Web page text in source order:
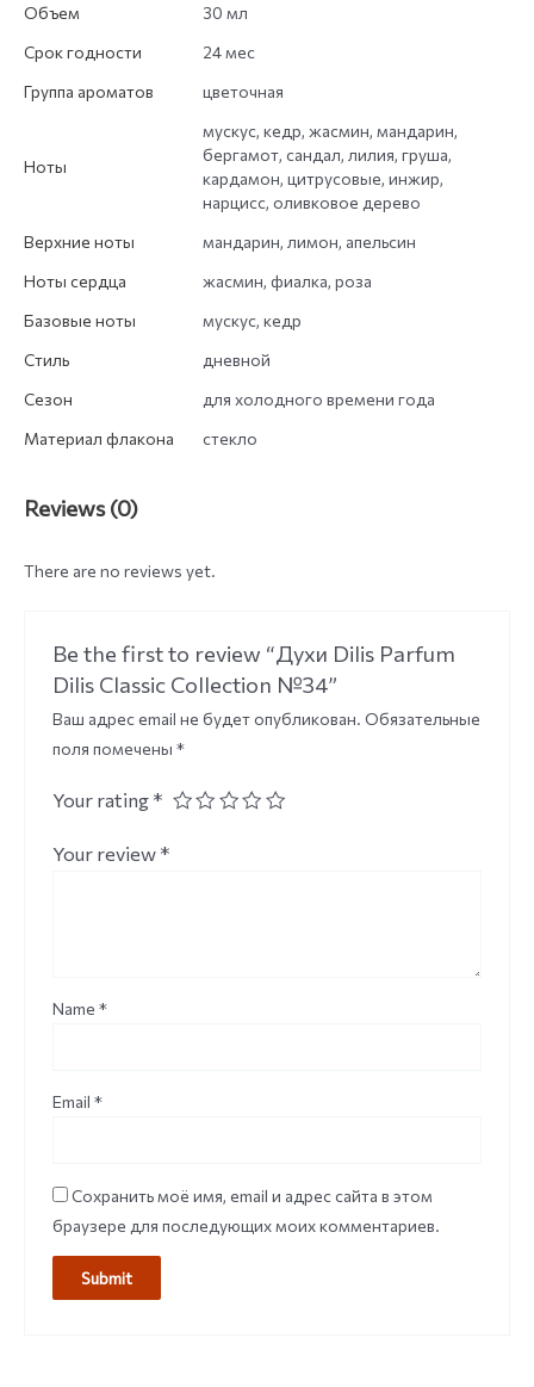
Объем
30 мл
Срок годности
24 мес
Группа ароматов
цветочная
Ноты
мускус, кедр, жасмин, мандарин,
бергамот, сандал, лилия, груша,
кардамон, цитрусовые, инжир,
нарцисс, оливковое дерево
Верхние ноты
мандарин, лимон, апельсин
Ноты сердца
жасмин, фиалка, роза
Базовые ноты
мускус, кедр
Стиль
дневной
Сезон
для холодного времени года
Материал флакона
стекло
Reviews (0)
There are no reviews yet.
Be the first to review “Духи Dilis Parfum
Dilis Classic Collection №34”
Ваш адрес email не будет опубликован. Обязательные
поля помечены *
Your rating *
Your review *
Name *
Email *
Сохранить моё имя, email и адрес сайта в этом
браузере для последующих моих комментариев.